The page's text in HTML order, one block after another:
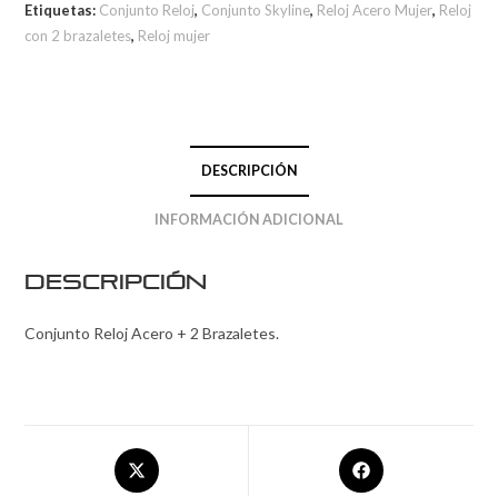
Etiquetas: Conjunto Reloj, Conjunto Skyline, Reloj Acero Mujer, Reloj
con 2 brazaletes, Reloj mujer
DESCRIPCIÓN
INFORMACIÓN ADICIONAL
Descripción
Conjunto Reloj Acero + 2 Brazaletes.